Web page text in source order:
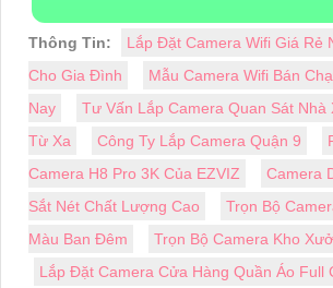
Thông Tin:
Lắp Đặt Camera Wifi Giá Rẻ
Cho Gia Đình
Mẫu Camera Wifi Bán
Nay
Tư Vấn Lắp Camera Quan Sát Nhà
Từ Xa
Công Ty Lắp Camera Quận 9
Camera H8 Pro 3K Của EZVIZ
Camera
Sắt Nét Chất Lượng Cao
Trọn Bộ
Màu Ban Đêm
Trọn Bộ Camera Kho
Lắp Đặt Camera Cửa Hàng Quần Áo Full